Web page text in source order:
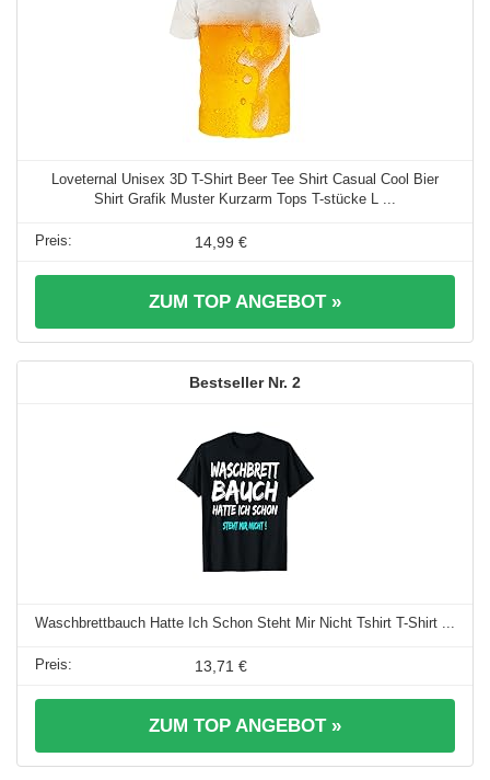
Loveternal Unisex 3D T-Shirt Beer Tee Shirt Casual Cool Bier
Shirt Grafik Muster Kurzarm Tops T-stücke L ...
14,99 €
ZUM TOP ANGEBOT »
2
Waschbrettbauch Hatte Ich Schon Steht Mir Nicht Tshirt T-Shirt ...
13,71 €
ZUM TOP ANGEBOT »